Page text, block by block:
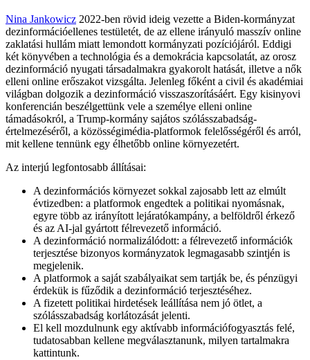
Nina Jankowicz 2022-ben rövid ideig vezette a Biden-kormányzat
dezinformációellenes testületét, de az ellene irányuló masszív online
zaklatási hullám miatt lemondott kormányzati pozíciójáról. Eddigi
két könyvében a technológia és a demokrácia kapcsolatát, az orosz
dezinformáció nyugati társadalmakra gyakorolt hatását, illetve a nők
elleni online erőszakot vizsgálta. Jelenleg főként a civil és akadémiai
világban dolgozik a dezinformáció visszaszorításáért. Egy kisinyovi
konferencián beszélgettünk vele a személye elleni online
támadásokról, a Trump-kormány sajátos szólásszabadság-
értelmezéséről, a közösségimédia-platformok felelősségéről és arról,
mit kellene tennünk egy élhetőbb online környezetért.
Az interjú legfontosabb állításai:
A dezinformációs környezet sokkal zajosabb lett az elmúlt
évtizedben: a platformok engedtek a politikai nyomásnak,
egyre több az irányított lejáratókampány, a belföldről érkező
és az AI-jal gyártott félrevezető információ.
A dezinformáció normalizálódott: a félrevezető információk
terjesztése bizonyos kormányzatok legmagasabb szintjén is
megjelenik.
A platformok a saját szabályaikat sem tartják be, és pénzügyi
érdekük is fűződik a dezinformáció terjesztéséhez.
A fizetett politikai hirdetések leállítása nem jó ötlet, a
szólásszabadság korlátozását jelenti.
El kell mozdulnunk egy aktívabb információfogyasztás felé,
tudatosabban kellene megválasztanunk, milyen tartalmakra
kattintunk.